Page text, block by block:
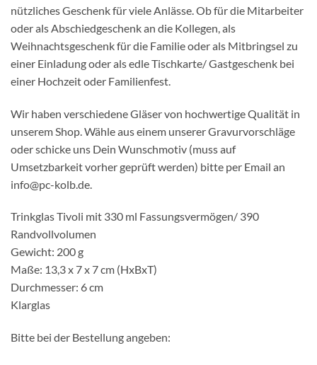
nützliches Geschenk für viele Anlässe. Ob für die Mitarbeiter
oder als Abschiedgeschenk an die Kollegen, als
Weihnachtsgeschenk für die Familie oder als Mitbringsel zu
einer Einladung oder als edle Tischkarte/ Gastgeschenk bei
einer Hochzeit oder Familienfest.
Wir haben verschiedene Gläser von hochwertige Qualität in
unserem Shop. Wähle aus einem unserer Gravurvorschläge
oder schicke uns Dein Wunschmotiv (muss auf
Umsetzbarkeit vorher geprüft werden) bitte per Email an
info@pc-kolb.de.
Trinkglas Tivoli mit 330 ml Fassungsvermögen/ 390
Randvollvolumen
Gewicht: 200 g
Maße: 13,3 x 7 x 7 cm (HxBxT)
Durchmesser: 6 cm
Klarglas
Bitte bei der Bestellung angeben: